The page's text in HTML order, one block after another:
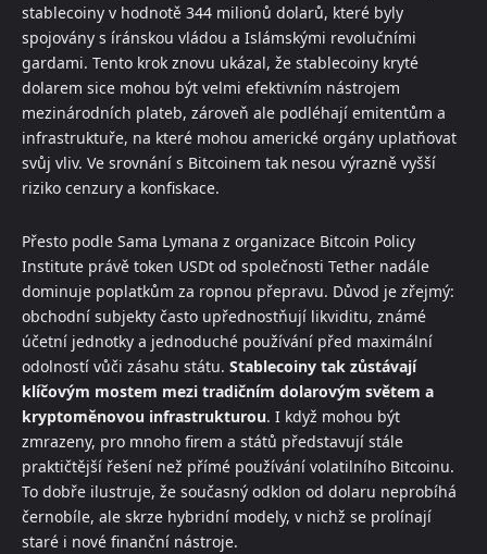
stablecoiny v hodnotě 344 milionů dolarů, které byly
spojovány s íránskou vládou a Islámskými revolučními
gardami. Tento krok znovu ukázal, že stablecoiny kryté
dolarem sice mohou být velmi efektivním nástrojem
mezinárodních plateb, zároveň ale podléhají emitentům a
infrastruktuře, na které mohou americké orgány uplatňovat
svůj vliv. Ve srovnání s Bitcoinem tak nesou výrazně vyšší
riziko cenzury a konfiskace.
Přesto podle Sama Lymana z organizace Bitcoin Policy
Institute právě token USDt od společnosti Tether nadále
dominuje poplatkům za ropnou přepravu. Důvod je zřejmý:
obchodní subjekty často upřednostňují likviditu, známé
účetní jednotky a jednoduché používání před maximální
odolností vůči zásahu státu. Stablecoiny tak zůstávají
klíčovým mostem mezi tradičním dolarovým světem a
kryptoměnovou infrastrukturou. I když mohou být
zmrazeny, pro mnoho firem a států představují stále
praktičtější řešení než přímé používání volatilního Bitcoinu.
To dobře ilustruje, že současný odklon od dolaru neprobíhá
černobíle, ale skrze hybridní modely, v nichž se prolínají
staré i nové finanční nástroje.